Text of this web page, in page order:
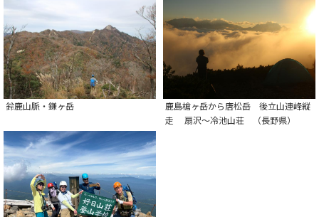
鈴鹿山脈・鎌ヶ岳
鹿島槍ヶ岳から唐松岳 後立山連峰縦
走 扇沢～冷池山荘 （長野県）